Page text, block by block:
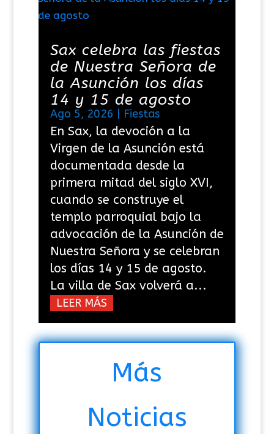
Sax celebra las fiestas
de Nuestra Señora de
la Asunción los días
14 y 15 de agosto
Ago 5, 2026 | Fiestas
En Sax, la devoción a la
Virgen de la Asunción está
documentada desde la
primera mitad del siglo XVI,
cuando se construye el
templo parroquial bajo la
advocación de la Asunción de
Nuestra Señora y se celebran
los días 14 y 15 de agosto.
La villa de Sax volverá a...
LEER MÁS
Más
Noticias